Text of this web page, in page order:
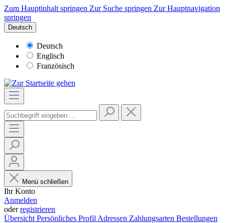
Zum Hauptinhalt springen Zur Suche springen Zur Hauptnavigation
springen
Deutsch
Deutsch
Englisch
Französisch
Menü schließen
Ihr Konto
Anmelden
oderregistrieren
Übersicht Persönliches Profil Adressen Zahlungsarten Bestellungen